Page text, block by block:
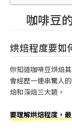
咖啡豆
烘焙程度要如
你知道咖啡豆烘焙
會經歷一連串驚人
焙和深焙三大類。
要理解烘焙程度，